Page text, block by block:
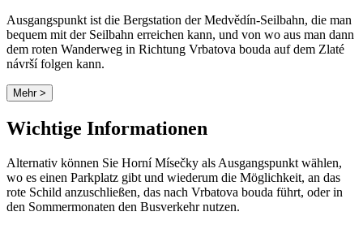
Ausgangspunkt ist die Bergstation der Medvědín-Seilbahn, die man
bequem mit der Seilbahn erreichen kann, und von wo aus man dann
dem roten Wanderweg in Richtung Vrbatova bouda auf dem Zlaté
návrší folgen kann.
Mehr >
Wichtige Informationen
Alternativ können Sie Horní Mísečky als Ausgangspunkt wählen,
wo es einen Parkplatz gibt und wiederum die Möglichkeit, an das
rote Schild anzuschließen, das nach Vrbatova bouda führt, oder in
den Sommermonaten den Busverkehr nutzen.